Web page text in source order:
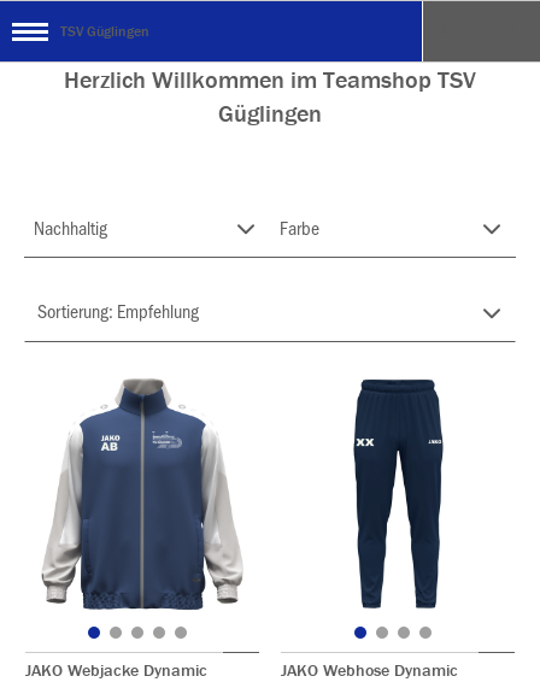
TSV Güglingen
Herzlich Willkommen im Teamshop TSV
Güglingen
Nachhaltig Farbe
JAKO Webjacke Dynamic
JAKO Webhose Dynamic